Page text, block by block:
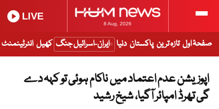
8 Aug, 2026
LIVE
صفحۂ اول تازہ ترین پاکستان دنیا ایران-اسرائیل جنگ کھیل انٹرٹینمنٹ
اپوزیشن عدم اعتماد میں ناکام ہوئی تو کہہ دے
گی تھرڈ امپائر آگیا، شیخ رشید